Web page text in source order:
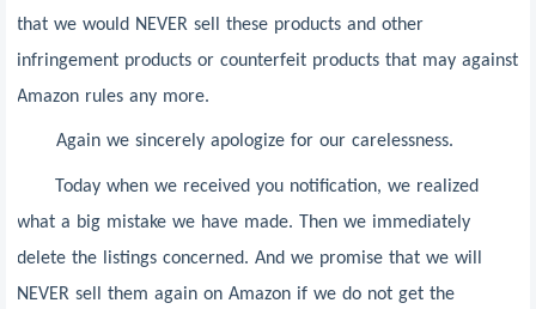
that we would NEVER sell these products and other
infringement products or counterfeit products that may against
Amazon rules any more.
Again we sincerely apologize for our carelessness.
Today when we received you notification, we realized
what a big mistake we have made. Then we immediately
delete the listings concerned. And we promise that we will
NEVER sell them again on Amazon if we do not get the